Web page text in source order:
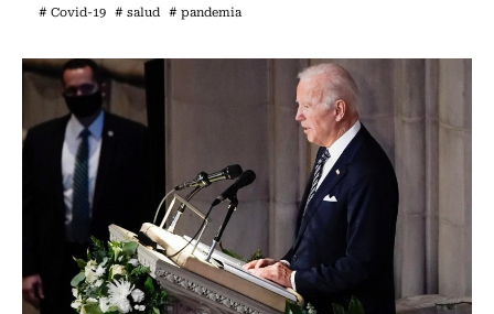
# Covid-19 # salud # pandemia